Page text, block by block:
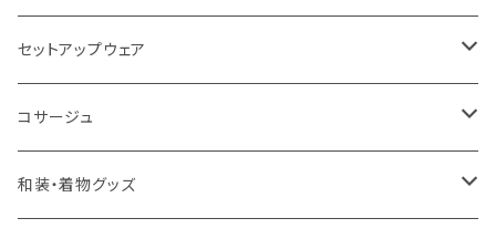
クールマックス(吸水速乾UVカットふわふわ)
クールマーベラス(ひんやり柔らか)
シンボイル(シワになりにくい吸水速乾)
ドッグウェア
キャリーバッグ
セットアップウェア
フレアパンツ
コサージュ
ブローチ
和装・着物グッズ